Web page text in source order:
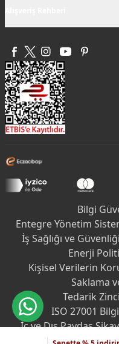
Bilgi
Entegre Yönetim
İş Sağlığı ve
Enerji
Kişisel Verilerin
Saklama
Tedarik
ISO 27001
İç ve Dış Paydaş